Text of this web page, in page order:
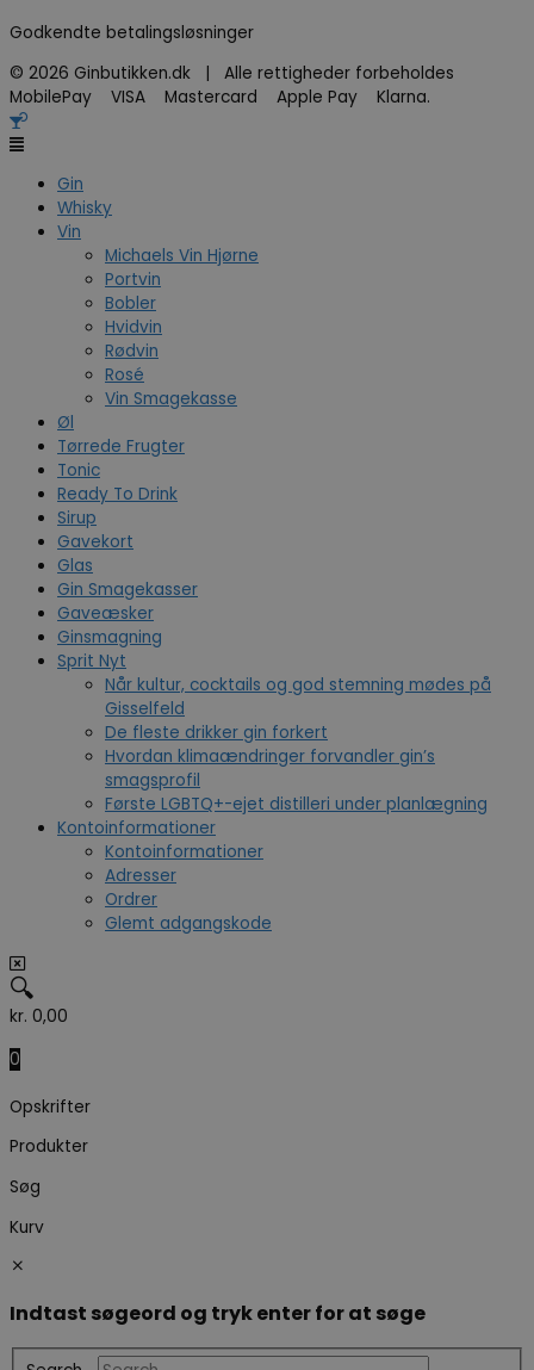
Godkendte betalingsløsninger
© 2026 Ginbutikken.dk | Alle rettigheder forbeholdes
MobilePay VISA Mastercard Apple Pay Klarna.
Gin
Whisky
Vin
Michaels Vin Hjørne
Portvin
Bobler
Hvidvin
Rødvin
Rosé
Vin Smagekasse
Øl
Tørrede Frugter
Tonic
Ready To Drink
Sirup
Gavekort
Glas
Gin Smagekasser
Gaveæsker
Ginsmagning
Sprit Nyt
Når kultur, cocktails og god stemning mødes på
Gisselfeld
De fleste drikker gin forkert
Hvordan klimaændringer forvandler gin’s
smagsprofil
Første LGBTQ+-ejet distilleri under planlægning
Kontoinformationer
Kontoinformationer
Adresser
Ordrer
Glemt adgangskode
🔍
kr. 0,00
0
Opskrifter
Produkter
Søg
Kurv
Indtast søgeord og tryk enter for at søge